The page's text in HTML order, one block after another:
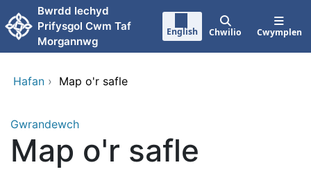
Neidio i'r prif gynnwy
Bwrdd Iechyd
Prifysgol Cwm Taf
Morgannwg
English Chwilio Cwymplen
Hafan › Map o'r safle
Gwrandewch
Map o'r safle